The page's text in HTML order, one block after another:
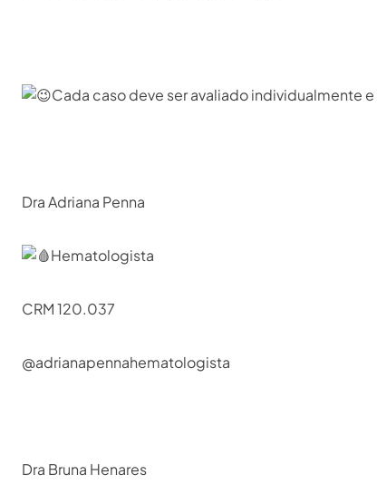
Cada caso deve ser avaliado individualmente
Dra Adriana Penna⁣
Hematologista ⁣
CRM 120.037⁣
@adrianapennahematologista⁣
Dra Bruna Henares⁣⁣